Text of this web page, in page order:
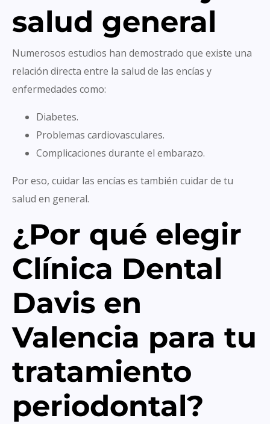
salud general
Numerosos estudios han demostrado que existe una
relación directa entre la salud de las encías y
enfermedades como:
Diabetes.
Problemas cardiovasculares.
Complicaciones durante el embarazo.
Por eso, cuidar las encías es también cuidar de tu
salud en general.
¿Por qué elegir
Clínica Dental
Davis en
Valencia para tu
tratamiento
periodontal?